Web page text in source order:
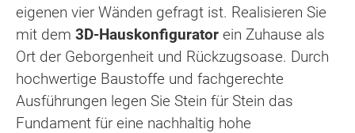
eigenen vier Wänden gefragt ist. Realisieren Sie
mit dem 3D-Hauskonfigurator ein Zuhause als
Ort der Geborgenheit und Rückzugsoase. Durch
hochwertige Baustoffe und fachgerechte
Ausführungen legen Sie Stein für Stein das
Fundament für eine nachhaltig hohe